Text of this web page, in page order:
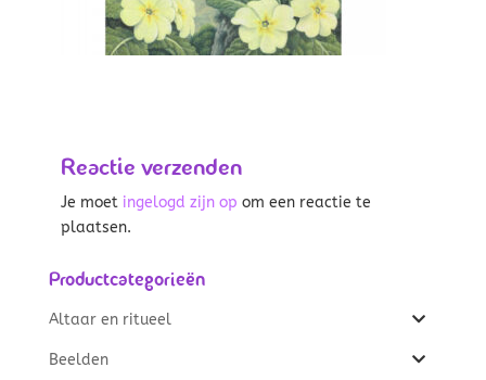
Reactie verzenden
Je moet ingelogd zijn op om een reactie te
plaatsen.
Productcategorieën
Altaar en ritueel
Beelden